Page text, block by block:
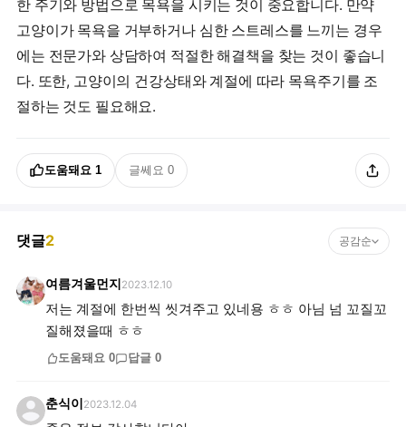
한 주기와 방법으로 목욕을 시키는 것이 중요합니다. 만약
고양이가 목욕을 거부하거나 심한 스트레스를 느끼는 경우
에는 전문가와 상담하여 적절한 해결책을 찾는 것이 좋습니
다. 또한, 고양이의 건강상태와 계절에 따라 목욕주기를 조
절하는 것도 필요해요.
도움돼요 1 글쎄요 0
댓글2 공감순
여름겨울먼지 2023.12.10
저는 계절에 한번씩 씻겨주고 있네용 ㅎㅎ 아님 넘 꼬질꼬
질해졌을때 ㅎㅎ
도움돼요 0 답글 0
춘식이 2023.12.04